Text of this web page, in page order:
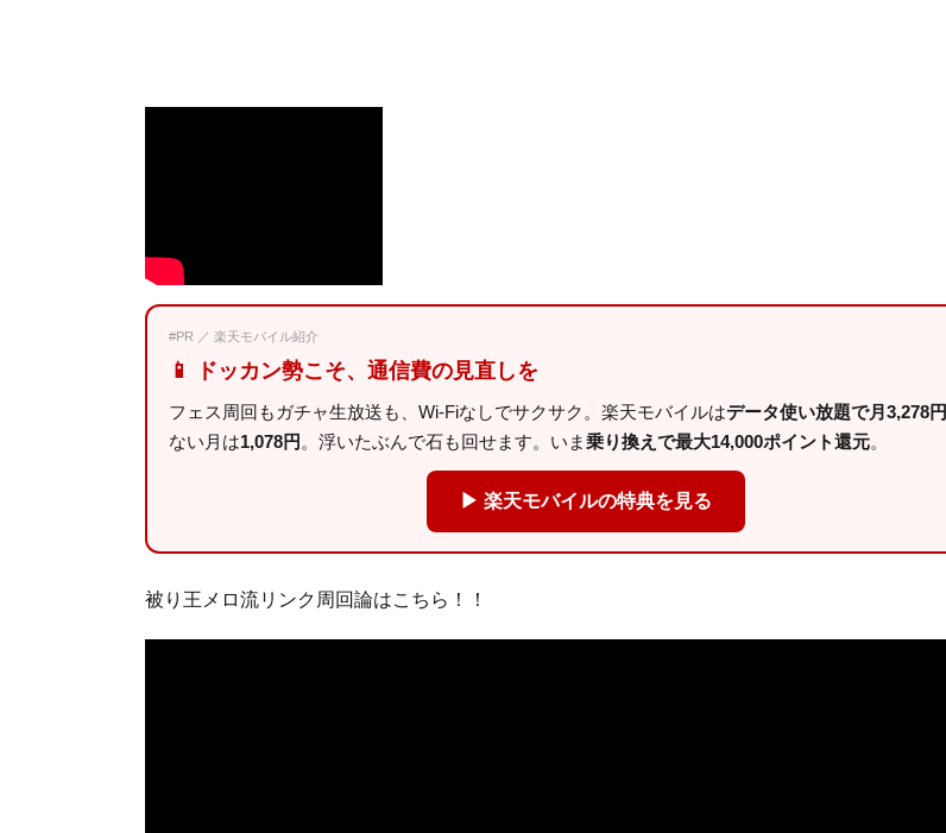
#PR ／ 楽天モバイル紹介
📱 ドッカン勢こそ、通信費の見直しを
フェス周回もガチャ生放送も、Wi-Fiなしでサクサク。楽天モバイルはデータ使い放題で月3,278円
ない月は1,078円 。浮いたぶんで石も回せます。いま乗り換えで最大14,000ポイント還元。
▶ 楽天モバイルの特典を見る
被り王メロ流リンク周回論はこちら！！